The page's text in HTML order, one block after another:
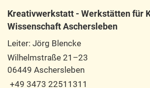
Kreativwerkstatt - Werkstätten für
Wissenschaft Aschersleben
Leiter: Jörg Blencke
Wilhelmstraße 21–23
06449 Aschersleben
+49 3473 22511311